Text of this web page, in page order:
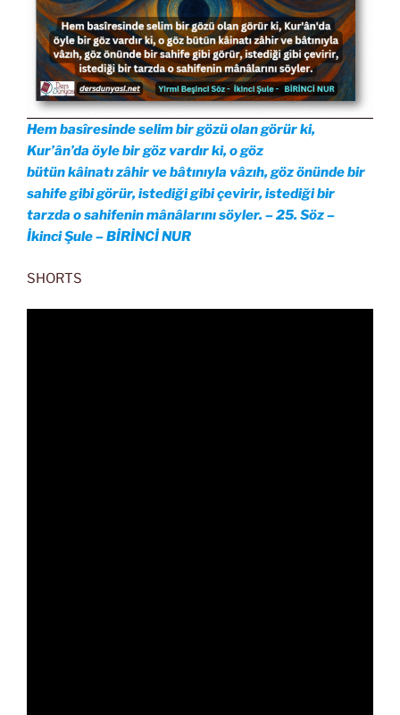
Hem basîresinde selim bir gözü olan görür ki,
Kur’ân’da öyle bir göz vardır ki, o göz
bütün kâinatı zâhir ve bâtınıyla vâzıh, göz önünde bir
sahife gibi görür, istediği gibi çevirir, istediği bir
tarzda o sahifenin mânâlarını söyler. – 25. Söz –
İkinci Şule – BİRİNCİ NUR
SHORTS